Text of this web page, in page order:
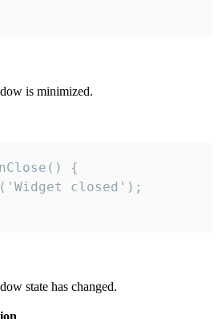
is minimized.
{
closed');
state has changed.